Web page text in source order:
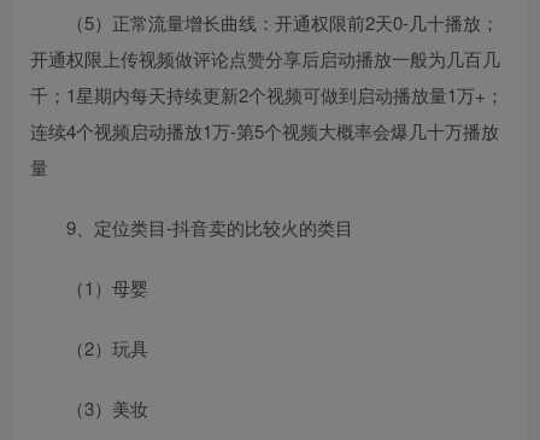
（5）正常流量增长曲线：开通权限前2天0-几十播放；
开通权限上传视频做评论点赞分享后启动播放一般为几百几
千；1星期内每天持续更新2个视频可做到启动播放量1万+；
连续4个视频启动播放1万-第5个视频大概率会爆几十万播放
量
9、定位类目-抖音卖的比较火的类目
（1）母婴
（2）玩具
（3）美妆